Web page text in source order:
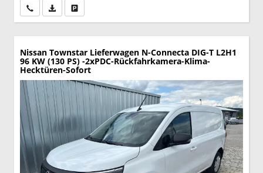
Wir rufen Sie anPDF-Datei, Fahrzeugexposé drucken
Nissan Townstar Lieferwagen N-Connecta DIG-T L2H1
96 KW (130 PS) -2xPDC-Rückfahrkamera-Klima-
Hecktüren-Sofort